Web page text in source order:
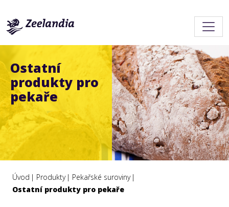
Ostatní
produkty pro
pekaře
Úvod Produkty
Pekařské suroviny
Ostatní produkty pro pekaře